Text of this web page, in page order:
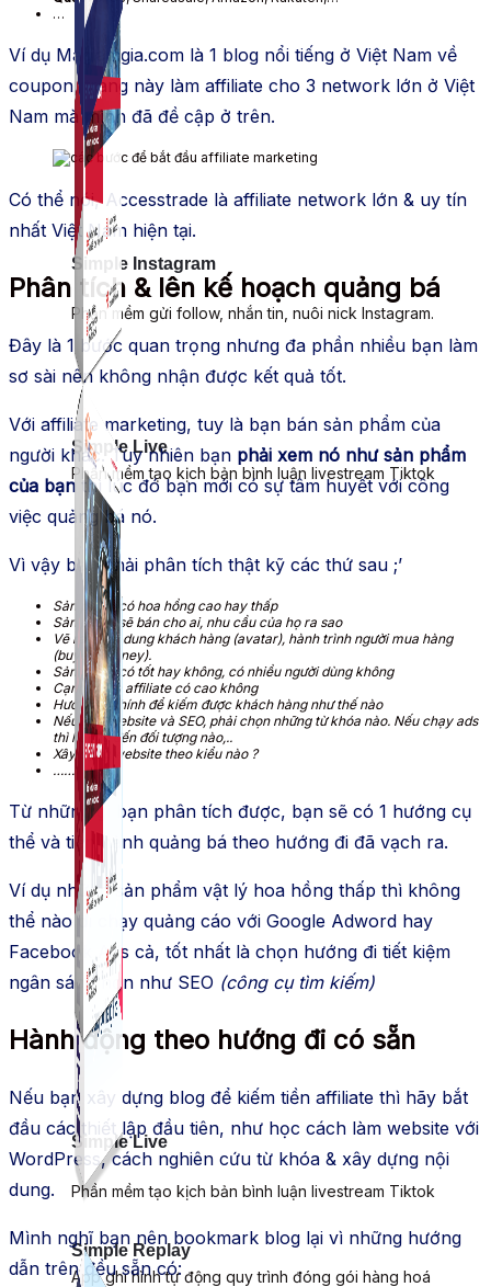
Simple Live
Phần mềm tạo kịch bản bình luận livestream Tiktok
Simple Replay
App ghi hình tự động quy trình đóng gói hàng hoá
Simple Instagram
Phần mềm gửi follow, nhắn tin, nuôi nick Instagram.
Simple Live
Phần mềm tạo kịch bản bình luận livestream Tiktok
…
Ví dụ Magiamgia.com là 1 blog nổi tiếng ở Việt Nam về
coupon, trang này làm affiliate cho 3 network lớn ở Việt
Nam mà mình đã đề cập ở trên.
Có thể nói, Accesstrade là affiliate network lớn & uy tín
nhất Việt Nam hiện tại.
Phân tích & lên kế hoạch quảng bá
Đây là 1 bước quan trọng nhưng đa phần nhiều bạn làm
sơ sài nên không nhận được kết quả tốt.
Với affiliate marketing, tuy là bạn bán sản phẩm của
người khác. Tuy nhiên bạn phải xem nó như sản phẩm
của bạn thì lúc đó bạn mới có sự tâm huyết với công
việc quảng bá nó.
Vì vậy bạn phải phân tích thật kỹ các thứ sau ;’
Sản phẩm có hoa hồng cao hay thấp
Sản phẩm sẽ bán cho ai, nhu cầu của họ ra sao
Vẽ ra chân dung khách hàng (avatar), hành trình người mua hàng
(buyer journey).
Sản phẩm có tốt hay không, có nhiều người dùng không
Cạnh tranh affiliate có cao không
Hướng đi chính để kiếm được khách hàng như thế nào
Nếu làm website và SEO, phải chọn những từ khóa nào. Nếu chạy ads
thì hướng đến đối tượng nào,..
Xây dựng website theo kiểu nào ?
……
Từ những gì bạn phân tích được, bạn sẽ có 1 hướng cụ
thể và tiến hành quảng bá theo hướng đi đã vạch ra.
Ví dụ những sản phẩm vật lý hoa hồng thấp thì không
thể nào đi chạy quảng cáo với Google Adword hay
Facebook Ads cả, tốt nhất là chọn hướng đi tiết kiệm
ngân sách hơn như SEO (công cụ tìm kiếm)
Hành động theo hướng đi có sẵn
Nếu bạn xây dựng blog để kiếm tiền affiliate thì hãy bắt
đầu các thiết lập đầu tiên, như học cách làm website với
WordPress, cách nghiên cứu từ khóa & xây dựng nội
dung.
Mình nghĩ bạn nên bookmark blog lại vì những hướng
dẫn trên đều sẵn có: